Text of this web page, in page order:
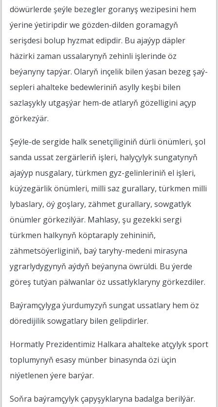
döwürlerde şeýle bezegler goranyş wezipesini hem
ýerine ýetiripdir we gözden-dilden goramagyň
serişdesi bolup hyzmat edipdir. Bu ajaýyp däpler
häzirki zaman ussalarynyň zehinli işlerinde öz
beýanyny tapýar. Olaryň inçelik bilen ýasan bezeg şaý-
sepleri ahalteke bedewleriniň asylly keşbi bilen
sazlaşykly utgaşýar hem-de atlaryň gözelligini açyp
görkezýär.
Şeýle-de sergide halk senetçiliginiň dürli önümleri, şol
sanda ussat zergärleriň işleri, halyçylyk sungatynyň
ajaýyp nusgalary, türkmen gyz-gelinleriniň el işleri,
küýzegärlik önümleri, milli saz gurallary, türkmen milli
lybaslary, öý goşlary, zähmet gurallary, sowgatlyk
önümler görkezilýär. Mahlasy, şu gezekki sergi
türkmen halkynyň köptaraply zehininiň,
zähmetsöýerliginiň, baý taryhy-medeni mirasyna
ygrarlydygynyň aýdyň beýanyna öwrüldi. Bu ýerde
göreş tutýan pälwanlar öz ussatlyklaryny görkezdiler.
Baýramçylyga ýurdumyzyň sungat ussatlary hem öz
döredijilik sowgatlary bilen gelipdirler.
Hormatly Prezidentimiz Halkara ahalteke atçylyk sport
toplumynyň esasy münber binasynda özi üçin
niýetlenen ýere barýar.
Soňra baýramçylyk çapyşyklaryna badalga berilýär.